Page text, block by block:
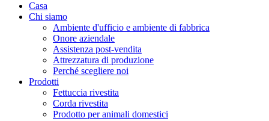
Casa
Chi siamo
Ambiente d'ufficio e ambiente di fabbrica
Onore aziendale
Assistenza post-vendita
Attrezzatura di produzione
Perché scegliere noi
Prodotti
Fettuccia rivestita
Corda rivestita
Prodotto per animali domestici